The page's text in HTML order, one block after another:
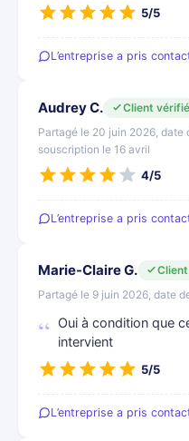
5/5
L’entreprise a pris
Audrey C.
Client vérifié
Partagé le 20 juin 2026, date
souscription le 16 avril
4/5
L’entreprise a pris
Marie-Claire G.
Partagé le 9 juin 2026, date
Oui à condition que
intervient
5/5
L’entreprise a pris